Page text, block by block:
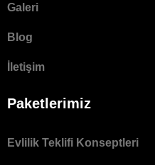
Galeri
Blog
İletişim
Paketlerimiz
Evlilik Teklifi Konseptleri